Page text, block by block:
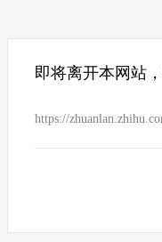
即将离开本网站
https://